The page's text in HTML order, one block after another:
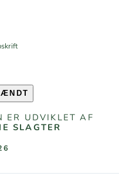
ER UDVIKLET AF
SLAGTER